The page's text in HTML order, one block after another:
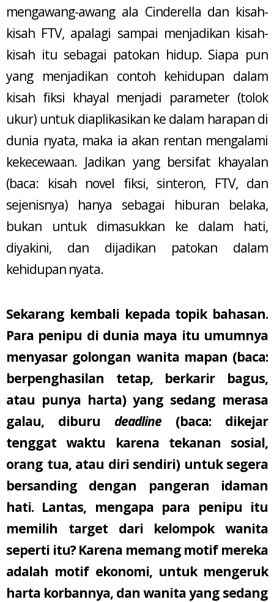
mengawang-awang ala Cinderella dan kisah-
kisah FTV, apalagi sampai menjadikan kisah-
kisah itu sebagai patokan hidup. Siapa pun
yang menjadikan contoh kehidupan dalam
kisah fiksi khayal menjadi parameter (tolok
ukur) untuk diaplikasikan ke dalam harapan di
dunia nyata, maka ia akan rentan mengalami
kekecewaan. Jadikan yang bersifat khayalan
(baca: kisah novel fiksi, sinteron, FTV, dan
sejenisnya) hanya sebagai hiburan belaka,
bukan untuk dimasukkan ke dalam hati,
diyakini, dan dijadikan patokan dalam
kehidupan nyata.
Sekarang kembali kepada topik bahasan.
Para penipu di dunia maya itu umumnya
menyasar golongan wanita mapan (baca:
berpenghasilan tetap, berkarir bagus,
atau punya harta) yang sedang merasa
galau, diburu deadline(baca: dikejar
tenggat waktu karena tekanan sosial,
orang tua, atau diri sendiri) untuk segera
bersanding dengan pangeran idaman
hati. Lantas, mengapa para penipu itu
memilih target dari kelompok wanita
seperti itu? Karena memang motif mereka
adalah motif ekonomi, untuk mengeruk
harta korbannya, dan wanita yang sedang